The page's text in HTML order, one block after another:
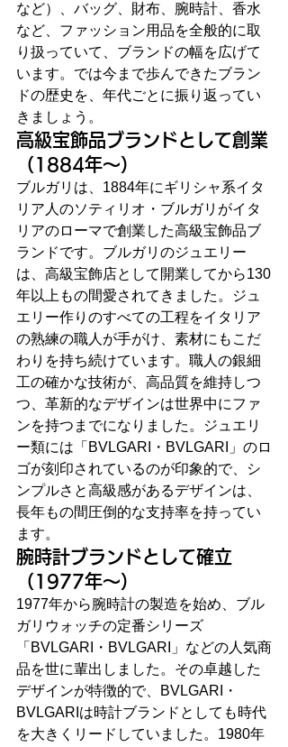
など）、バッグ、財布、腕時計、香水
など、ファッション用品を全般的に取
り扱っていて、ブランドの幅を広げて
います。では今まで歩んできたブラン
ドの歴史を、年代ごとに振り返ってい
きましょう。
高級宝飾品ブランドとして創業
（1884年～）
ブルガリは、1884年にギリシャ系イタ
リア人のソティリオ・ブルガリがイタ
リアのローマで創業した高級宝飾品ブ
ランドです。ブルガリのジュエリー
は、高級宝飾店として開業してから130
年以上もの間愛されてきました。ジュ
エリー作りのすべての工程をイタリア
の熟練の職人が手がけ、素材にもこだ
わりを持ち続けています。職人の銀細
工の確かな技術が、高品質を維持しつ
つ、革新的なデザインは世界中にファ
ンを持つまでになりました。ジュエリ
ー類には「BVLGARI・BVLGARI」のロ
ゴが刻印されているのが印象的で、シ
ンプルさと高級感があるデザインは、
長年もの間圧倒的な支持率を持ってい
ます。
腕時計ブランドとして確立
（1977年～）
1977年から腕時計の製造を始め、ブル
ガリウォッチの定番シリーズ
「BVLGARI・BVLGARI」などの人気商
品を世に輩出しました。その卓越した
デザインが特徴的で、BVLGARI・
BVLGARIは時計ブランドとしても時代
を大きくリードしていました。1980年